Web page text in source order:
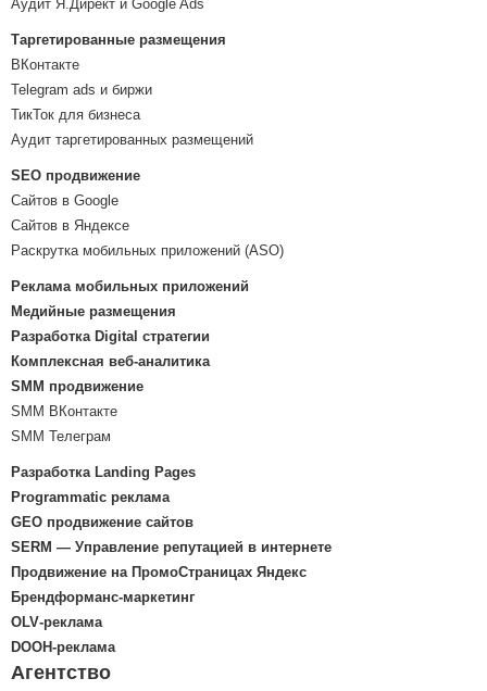
Аудит Я.Директ и Google Ads
Таргетированные размещения
ВКонтакте
Telegram ads и биржи
ТикТок для бизнеса
Аудит таргетированных размещений
SEO продвижение
Сайтов в Google
Сайтов в Яндексе
Раскрутка мобильных приложений (ASO)
Реклама мобильных приложений
Медийные размещения
Разработка Digital стратегии
Комплексная веб-аналитика
SMM продвижение
SMM ВКонтакте
SMM Телеграм
Разработка Landing Pages
Programmatic реклама
GEO продвижение сайтов
SERM — Управление репутацией в интернете
Продвижение на ПромоСтраницах Яндекс
Брендформанс-маркетинг
OLV‑реклама
DOOH‑реклама
Агентство